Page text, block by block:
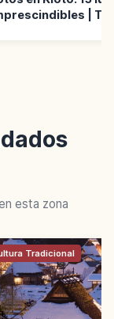
|
esta zona
Tradicional